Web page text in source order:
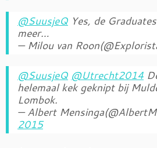
@SuusjeQ Yes, de
meer…
— Milou van
@SuusjeQ @Utrecht2014
helemaal kek geknipt bij
Lombok.
— Albert
2015